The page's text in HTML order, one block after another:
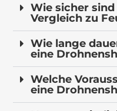
Wie sicher
Vergleich zu
Wie lange
eine
Welche
eine